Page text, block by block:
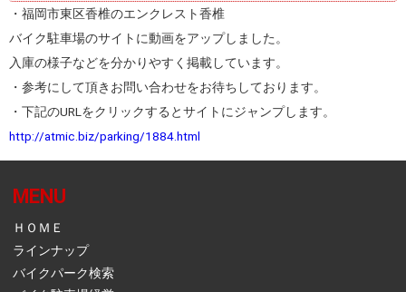
・福岡市東区香椎のエンクレスト香椎
バイク駐車場のサイトに動画をアップしました。
入庫の様子などを分かりやすく掲載しています。
・参考にして頂きお問い合わせをお待ちしております。
・下記のURLをクリックするとサイトにジャンプします。
http://atmic.biz/parking/1884.html
MENU
ＨＯＭＥ
ラインナップ
バイクパーク検索